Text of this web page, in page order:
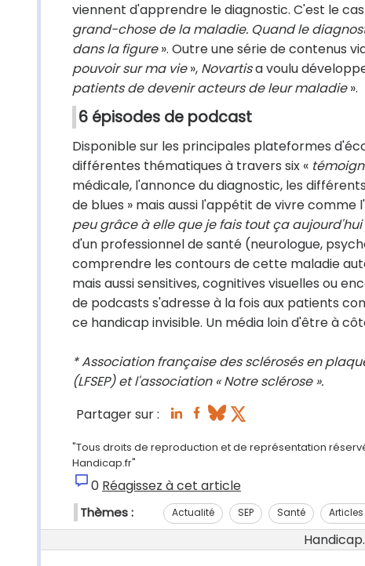
viennent d'apprendre le diagnostic. C'est le
grand-chose de la maladie. Quand le
dans la figure». Outre une série de contenus
pouvoir sur ma vie», Novartisa voulu
patients de devenir acteurs de leur maladie».
6 épisodes de podcast
Disponible sur les principales plateformes
différentes thématiques à travers six «
médicale, l'annonce du diagnostic, les
de blues » mais aussi l'appétit de vivre comme
peu grâce à elle que je fais tout ça aujourd'hui
d'un professionnel de santé (neurologue,
comprendre les contours de cette maladie
mais aussi sensitives, cognitives visuelles ou
de podcasts s'adresse à la fois aux patients
ce handicap invisible. Un média loin d'être à
* Association française des sclérosés en
(LFSEP) et l'association « Notre sclérose ».
Partager sur :
"Tous droits de reproduction et de représentation
Handicap.fr"
0 Réagissez à cet article
Thèmes : Actualité SEP Santé